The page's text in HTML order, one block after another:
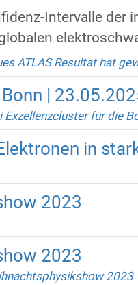
Intervalle
ATLAS Resultat hat
|
Exzellenzcluster für die
in
2023
2023
2023